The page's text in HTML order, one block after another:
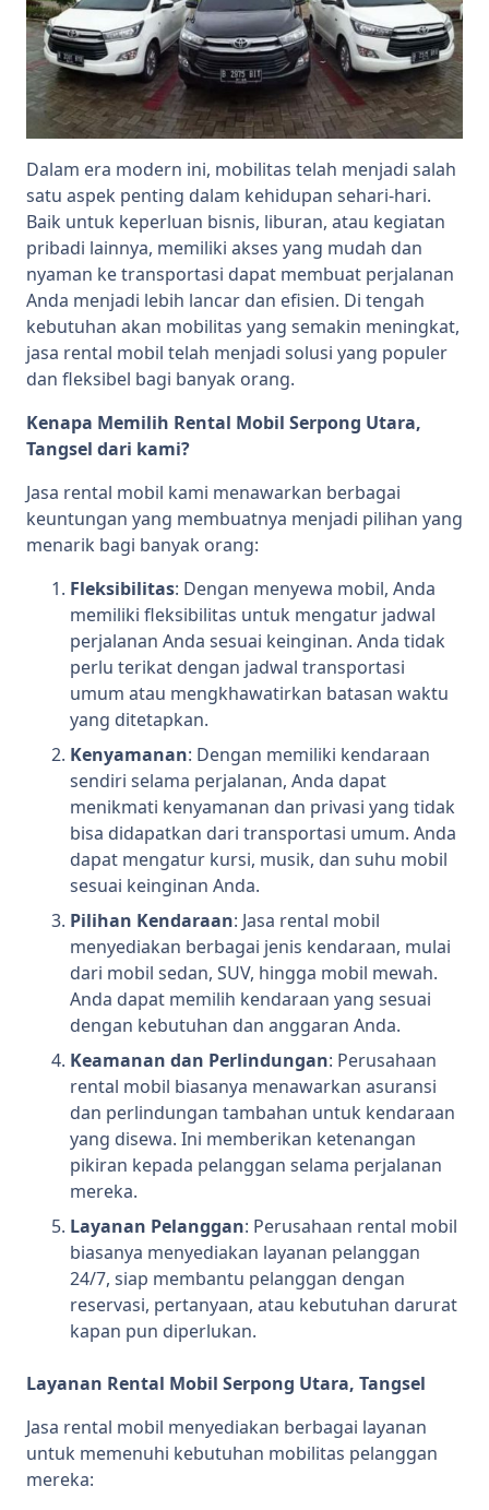
Dalam era modern ini, mobilitas telah menjadi salah
satu aspek penting dalam kehidupan sehari-hari.
Baik untuk keperluan bisnis, liburan, atau kegiatan
pribadi lainnya, memiliki akses yang mudah dan
nyaman ke transportasi dapat membuat perjalanan
Anda menjadi lebih lancar dan efisien. Di tengah
kebutuhan akan mobilitas yang semakin meningkat,
jasa rental mobil telah menjadi solusi yang populer
dan fleksibel bagi banyak orang.
Kenapa Memilih Rental Mobil Serpong Utara,
Tangsel dari kami?
Jasa rental mobil kami menawarkan berbagai
keuntungan yang membuatnya menjadi pilihan yang
menarik bagi banyak orang:
Fleksibilitas: Dengan menyewa mobil, Anda
memiliki fleksibilitas untuk mengatur jadwal
perjalanan Anda sesuai keinginan. Anda tidak
perlu terikat dengan jadwal transportasi
umum atau mengkhawatirkan batasan waktu
yang ditetapkan.
Kenyamanan: Dengan memiliki kendaraan
sendiri selama perjalanan, Anda dapat
menikmati kenyamanan dan privasi yang tidak
bisa didapatkan dari transportasi umum. Anda
dapat mengatur kursi, musik, dan suhu mobil
sesuai keinginan Anda.
Pilihan Kendaraan: Jasa rental mobil
menyediakan berbagai jenis kendaraan, mulai
dari mobil sedan, SUV, hingga mobil mewah.
Anda dapat memilih kendaraan yang sesuai
dengan kebutuhan dan anggaran Anda.
Keamanan dan Perlindungan: Perusahaan
rental mobil biasanya menawarkan asuransi
dan perlindungan tambahan untuk kendaraan
yang disewa. Ini memberikan ketenangan
pikiran kepada pelanggan selama perjalanan
mereka.
Layanan Pelanggan: Perusahaan rental mobil
biasanya menyediakan layanan pelanggan
24/7, siap membantu pelanggan dengan
reservasi, pertanyaan, atau kebutuhan darurat
kapan pun diperlukan.
Layanan Rental Mobil Serpong Utara, Tangsel
Jasa rental mobil menyediakan berbagai layanan
untuk memenuhi kebutuhan mobilitas pelanggan
mereka: